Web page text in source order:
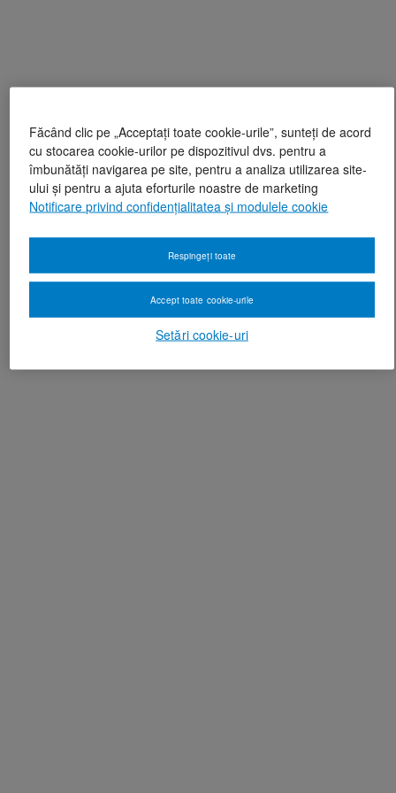
Făcând clic pe „Acceptați toate cookie-urile”, sunteți de acord
cu stocarea cookie-urilor pe dispozitivul dvs. pentru a
îmbunătăți navigarea pe site, pentru a analiza utilizarea site-
ului și pentru a ajuta eforturile noastre de marketing
Notificare privind confidențialitatea și modulele cookie
Setări cookie-uri
Respingeți toate
Accept toate cookie-urile